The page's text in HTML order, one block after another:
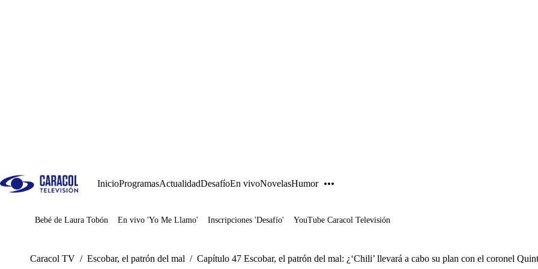
InicioProgramasActualidadDesafíoEn vivoNovelasHumor
Juegos
Bebé de Laura Tobón En vivo 'Yo Me Llamo' Inscripciones 'Desafío' YouTube Caracol Televisión
Caracol TV / Escobar, el patrón del mal / Capítulo 47 Escobar, el patrón del mal: ¿‘Chili’ llevará a cabo su plan con el coronel